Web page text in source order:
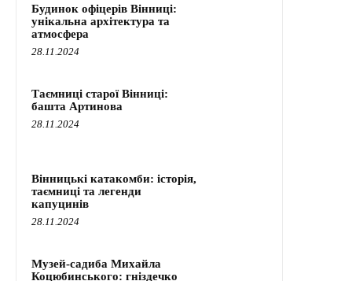
Будинок офіцерів Вінниці:
унікальна архітектура та
атмосфера
28.11.2024
Таємниці старої Вінниці:
башта Артинова
28.11.2024
Вінницькі катакомби: історія,
таємниці та легенди
капуцинів
28.11.2024
Музей-садиба Михайла
Коцюбинського: гніздечко